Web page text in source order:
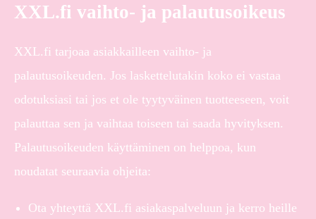
XXL.fi vaihto- ja palautusoikeus
XXL.fi tarjoaa asiakkailleen vaihto- ja
palautusoikeuden. Jos laskettelutakin koko ei vastaa
odotuksiasi tai jos et ole tyytyväinen tuotteeseen, voit
palauttaa sen ja vaihtaa toiseen tai saada hyvityksen.
Palautusoikeuden käyttäminen on helppoa, kun
noudatat seuraavia ohjeita:
Ota yhteyttä XXL.fi asiakaspalveluun ja kerro heille